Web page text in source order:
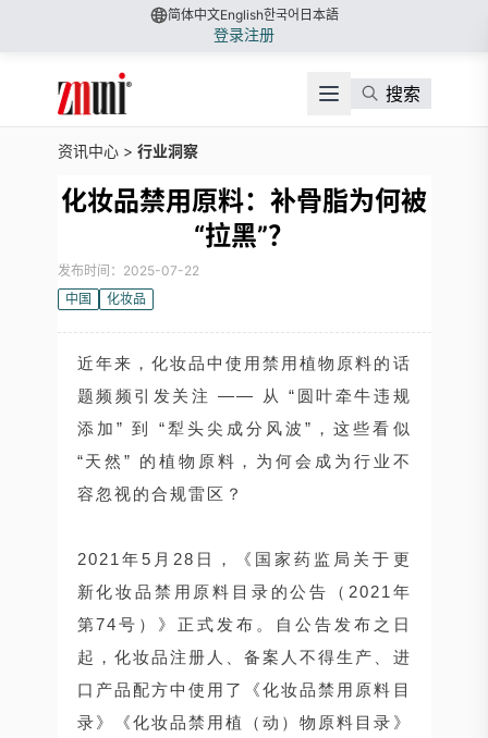
简体中文English한국어 日本語
登录注册
搜索
资讯中心 > 行业洞察
化妆品禁用原料：补骨脂为何被
“拉黑”？
发布时间：2025-07-22
中国
化妆品
近年来，化妆品中使用禁用植物原料的话
题频频引发关注 —— 从 “圆叶牵牛违规
添加” 到 “犁头尖成分风波”，这些看似
“天然” 的植物原料，为何会成为行业不
容忽视的合规雷区？
2021年5月28日，《国家药监局关于更
新化妆品禁用原料目录的公告（2021年
第74号）》正式发布。自公告发布之日
起，化妆品注册人、备案人不得生产、进
口产品配方中使用了《化妆品禁用原料目
录》《化妆品禁用植（动）物原料目录》